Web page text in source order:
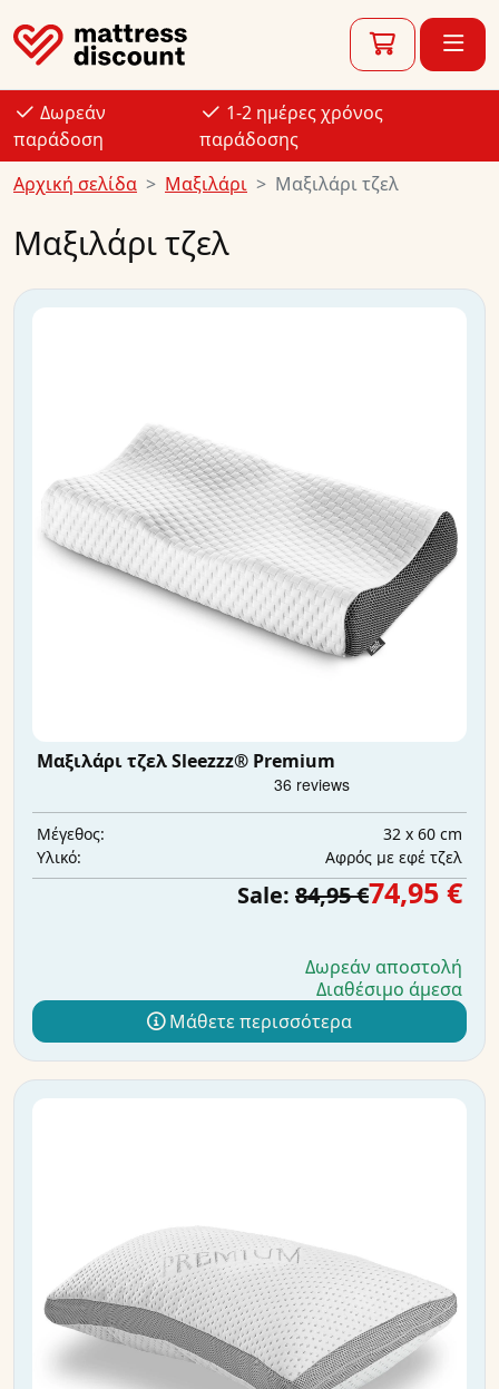
Δωρεάν
παράδοση
1-2 ημέρες χρόνος
παράδοσης
Αρχική σελίδα
Μαξιλάρι Μαξιλάρι τζελ
Μαξιλάρι τζελ
Μαξιλάρι τζελ Sleezzz® Premium
Μέγεθος:
32 x 60 cm
Υλικό:
Αφρός με εφέ τζελ
Sale: 84,95 €74,95 €
Δωρεάν αποστολή
Διαθέσιμο άμεσα
Μάθετε περισσότερα